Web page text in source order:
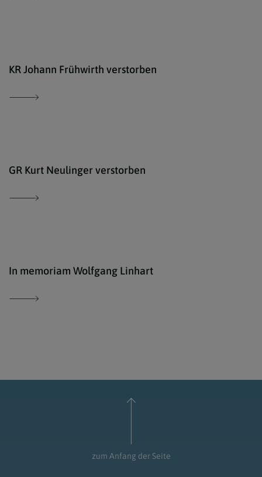
KR Johann Frühwirth verstorben
GR Kurt Neulinger verstorben
In memoriam Wolfgang Linhart
zum Anfang der Seite